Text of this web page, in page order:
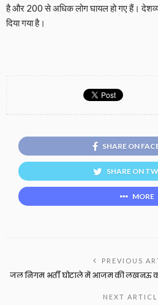
है और 200 से अधिक लोग घायल हो गए हैं।
दिया गया है।
SHARE ON
SHARE ON
MORE
PREVIOUS
जल निगम भर्ती घोटाले में आजम की लखनऊ
NEXT